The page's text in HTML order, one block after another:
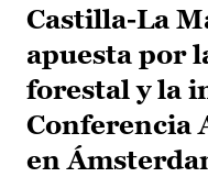
Castilla-La
apuesta por
forestal y la
Conferencia
en